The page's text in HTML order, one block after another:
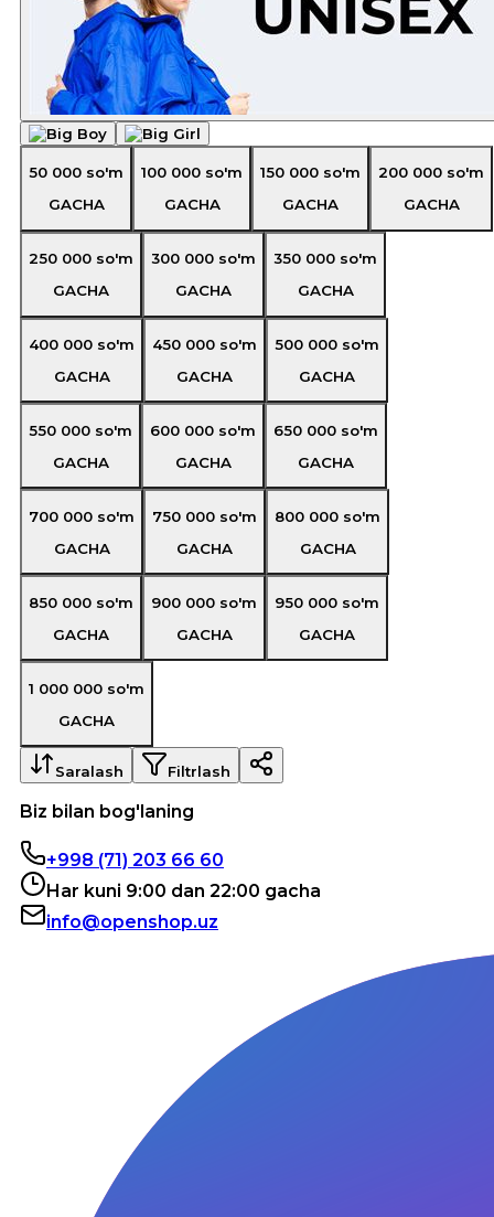
50 000 so'm
GACHA
100 000 so'm
GACHA
150 000 so'm
GACHA
200 000 so'm
GACHA
250 000 so'm
GACHA
300 000 so'm
GACHA
350 000 so'm
GACHA
400 000 so'm
GACHA
450 000 so'm
GACHA
500 000 so'm
GACHA
550 000 so'm
GACHA
600 000 so'm
GACHA
650 000 so'm
GACHA
700 000 so'm
GACHA
750 000 so'm
GACHA
800 000 so'm
GACHA
850 000 so'm
GACHA
900 000 so'm
GACHA
950 000 so'm
GACHA
1 000 000 so'm
GACHA
Saralash Filtrlash
Biz bilan bog'laning
+998 (71) 203 66 60
Har kuni 9:00 dan 22:00 gacha
info@openshop.uz